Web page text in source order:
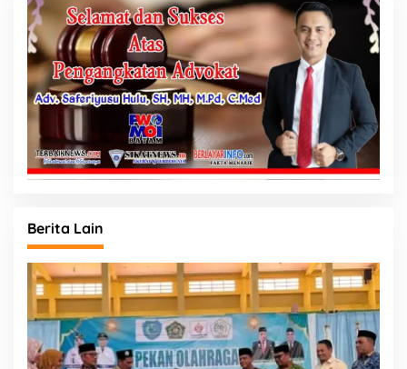
Berita Lain